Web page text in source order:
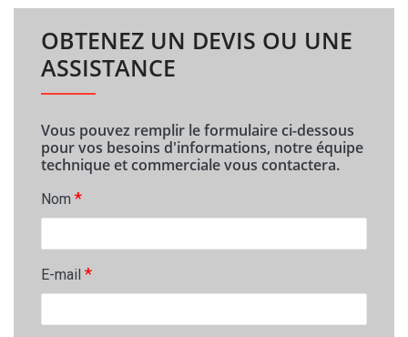
OBTENEZ UN DEVIS OU UNE
ASSISTANCE
Vous pouvez remplir le formulaire ci-dessous
pour vos besoins d'informations, notre équipe
technique et commerciale vous contactera.
Nom *
E-mail *